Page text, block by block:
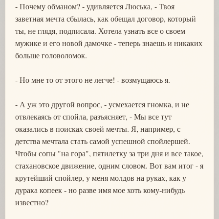
- Почему обманом? - удивляется Люська, - Твоя
заветная мечта сбылась, как обещал договор, который
ты, не глядя, подписала. Хотела узнать все о своем
мужике и его новой дамочке - теперь знаешь и никаких
больше головоломок.
- Но мне то от этого не легче! - возмущаюсь я.
- А уж это другой вопрос, - усмехается гномка, и не
отвлекаясь от спойла, разъясняет, - Мы все тут
оказались в поисках своей мечты. Я, например, с
детства мечтала стать самой успешной спойлершей.
Чтобы сопы "на гора", пятилетку за три дня и все такое,
стахановское движение, одним словом. Вот вам итог - я
крутейший спойлер, у меня молдов на руках, как у
дурака копеек - но разве имя мое хоть кому-нибудь
известно?